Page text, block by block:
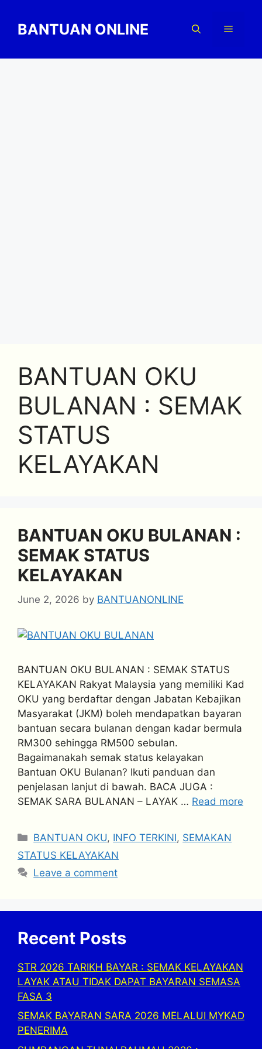
contentBANTUAN ONLINE Menu
BANTUAN OKU
BULANAN : SEMAK
STATUS
KELAYAKAN
BANTUAN OKU BULANAN :
SEMAK STATUS
KELAYAKAN
June 2, 2026 by BANTUANONLINE
BANTUAN OKU BULANAN : SEMAK STATUS
KELAYAKAN Rakyat Malaysia yang memiliki Kad
OKU yang berdaftar dengan Jabatan Kebajikan
Masyarakat (JKM) boleh mendapatkan bayaran
bantuan secara bulanan dengan kadar bermula
RM300 sehingga RM500 sebulan.
Bagaimanakah semak status kelayakan
Bantuan OKU Bulanan? Ikuti panduan dan
penjelasan lanjut di bawah. BACA JUGA :
SEMAK SARA BULANAN – LAYAK … Read more
Categories
BANTUAN OKU, INFO TERKINI, SEMAKAN
STATUS KELAYAKAN
Leave a comment
Recent Posts
STR 2026 TARIKH BAYAR : SEMAK KELAYAKAN
LAYAK ATAU TIDAK DAPAT BAYARAN SEMASA
FASA 3
SEMAK BAYARAN SARA 2026 MELALUI MYKAD
PENERIMA